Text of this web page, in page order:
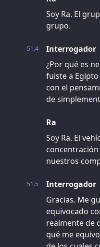
Soy Ra. El
grupo.
51.4
Interrogador
¿Por qué es
fuiste a
con el
de
Ra
Soy Ra. El
nuestros
51.5
Interrogador
Gracias. Me
equivocado
realmente de
qué me